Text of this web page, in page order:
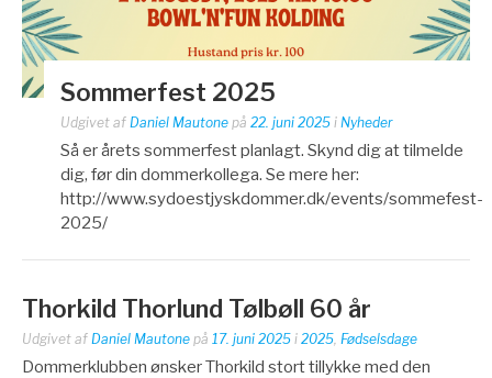
Sommerfest 2025
Udgivet af Daniel Mautone på 22. juni 2025 i Nyheder
Så er årets sommerfest planlagt. Skynd dig at tilmelde
dig, før din dommerkollega. Se mere her:
http://www.sydoestjyskdommer.dk/events/sommefest-
2025/
Thorkild Thorlund Tølbøll 60 år
Udgivet af Daniel Mautone på 17. juni 2025 i 2025, Fødselsdage
Dommerklubben ønsker Thorkild stort tillykke med den